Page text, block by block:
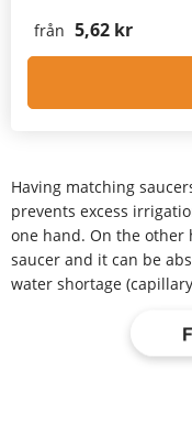
från 5,62 kr
Having matching
prevents excess
one hand. On the
saucer and it can be
water shortage